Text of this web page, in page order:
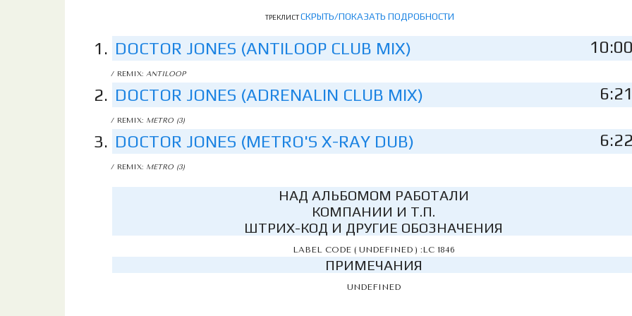
ТРЕКЛИСТСКРЫТЬ/ПОКАЗАТЬ ПОДРОБНОСТИ
DOCTOR JONES (ANTILOOP CLUB MIX) 10:00
/ REMIX: ANTILOOP
DOCTOR JONES (ADRENALIN CLUB MIX) 6:21
/ REMIX: METRO (3)
DOCTOR JONES (METRO'S X-RAY DUB) 6:22
/ REMIX: METRO (3)
НАД АЛЬБОМОМ РАБОТАЛИ
КОМПАНИИ И Т.П.
ШТРИХ-КОД И ДРУГИЕ ОБОЗНАЧЕНИЯ
LABEL CODE ( UNDEFINED ) :LC 1846
ПРИМЕЧАНИЯ
UNDEFINED